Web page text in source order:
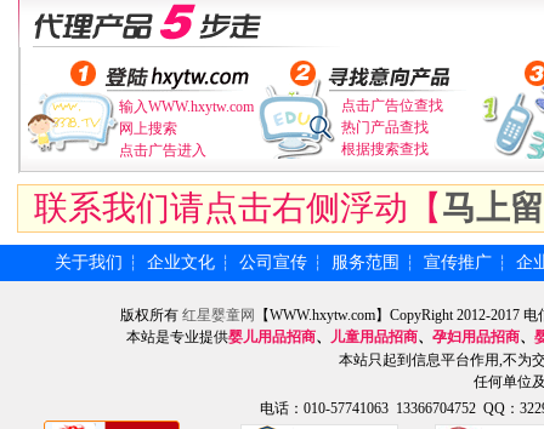
输入WWW.hxytw.com
网上搜索
点击广告进入
点击广告位查找
热门产品查找
根据搜索查找
联系我们请点击右侧浮动【马上
关于我们 ┆ 企业文化 ┆ 公司宣传 ┆ 服务范围 ┆ 宣传推广 ┆ 企
版权所有 红星婴童网
【WWW.hxytw.com】CopyRight 2012-2017
本站是专业提供婴儿用品招商、 儿童用品招商、 孕妇用品招商、
本站只起到信息平台作用,不为
任何单位
电话：010-57741063 13366704752 QQ：